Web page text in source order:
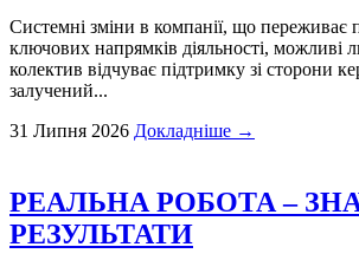
Системні зміни в компанії, що переживає
ключових напрямків діяльності, можливі
колектив відчуває підтримку зі сторони
залучений...
31 Липня 2026 Докладніше →
РЕАЛЬНА РОБОТА –
РЕЗУЛЬТАТИ